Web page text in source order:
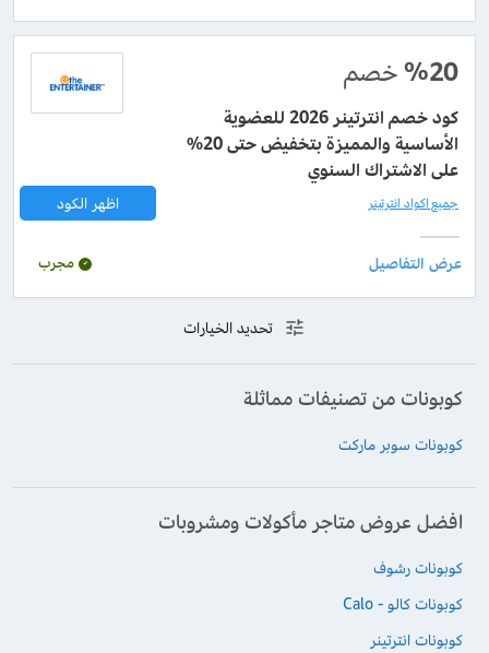
%20خصم
كود خصم انترتينر 2026 للعضوية
الأساسية والمميزة بتخفيض حتى 20%
على الاشتراك السنوي
اظهر الكود جميع اكواد انترتينر
مجرب
تحديد الخيارات
كوبونات من تصنيفات مماثلة
كوبونات سوبر ماركت
افضل عروض متاجر مأكولات ومشروبات
كوبونات رشوف
كوبونات كالو - Calo
كوبونات انترتينر